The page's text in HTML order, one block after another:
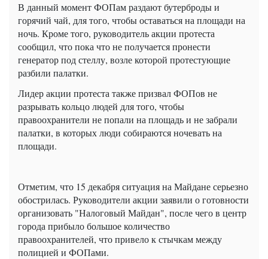
В данный момент ФОПам раздают бутерброды и
горячий чай, для того, чтобы оставаться на площади на
ночь. Кроме того, руководитель акции протеста
сообщил, что пока что не получается пронести
генератор под стеллу, возле которой протестующие
разбили палатки.
Лидер акции протеста также призвал ФОПов не
разрывать кольцо людей для того, чтобы
правоохранители не попали на площадь и не забрали
палатки, в которых люди собираются ночевать на
площади.
Отметим, что 15 декабря ситуация на Майдане серьезно
обострилась. Руководители акции заявили о готовности
организовать "Налоговый Майдан", после чего в центр
города прибыло большое количество
правоохранителей, что привело к стычкам между
полицией и ФОПами.